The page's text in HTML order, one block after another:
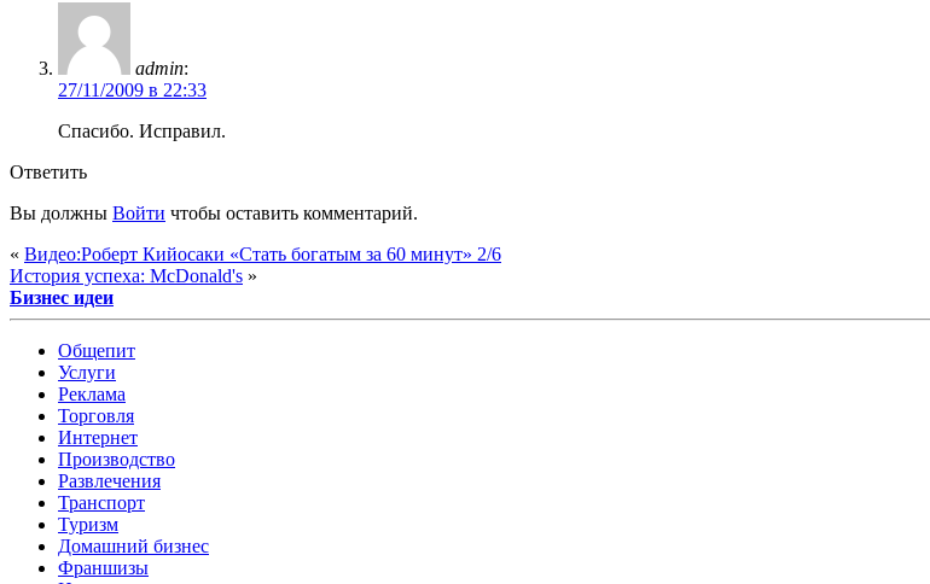
admin:
27/11/2009 в 22:33
Спасибо. Исправил.
Ответить
Вы должны Войти чтобы оставить комментарий.
« Видео:Роберт Кийосаки «Стать богатым за 60 минут» 2/6
История успеха: McDonald's »
Бизнес идеи
Общепит
Услуги
Реклама
Торговля
Интернет
Производство
Развлечения
Транспорт
Туризм
Домашний бизнес
Франшизы